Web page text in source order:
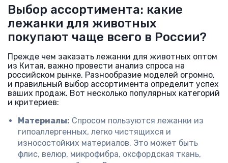
Выбор ассортимента: какие
лежанки для животных
покупают чаще всего в России?
Прежде чем заказать лежанки для животных оптом
из Китая, важно провести анализ спроса на
российском рынке. Разнообразие моделей огромно,
и правильный выбор ассортимента определит успех
ваших продаж. Вот несколько популярных категорий
и критериев:
Материалы: Спросом пользуются лежанки из
гипоаллергенных, легко чистящихся и
износостойких материалов. Это может быть
флис, велюр, микрофибра, оксфордская ткань,